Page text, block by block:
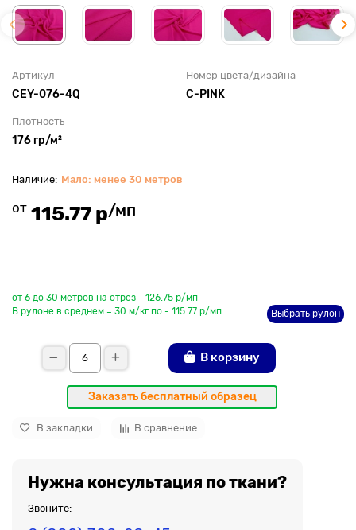
Артикул
CEY-076-4Q
Номер цвета/дизайна
С-PINK
Плотность
176 гр/м²
Мало: менее 30 метров
от 115.77 р/мп
от 6 до 30 метров на отрез - 126.75 р/мп
В рулоне в среднем = 30 м/кг по - 115.77 р/мп
Выбрать рулон
В корзину
Заказать бесплатный образец
В закладки В сравнение
Нужна консультация по ткани?
Звоните: